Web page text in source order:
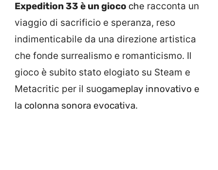
Expedition 33 è un gioco che racconta un
viaggio di sacrificio e speranza, reso
indimenticabile da una direzione artistica
che fonde surrealismo e romanticismo. Il
gioco è subito stato elogiato su Steam e
Metacritic per il suogameplay innovativo e
la colonna sonora evocativa.